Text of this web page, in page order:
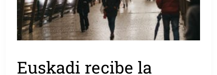
Euskadi recibe la